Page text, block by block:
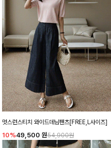
멋스런스티치 와이드데님팬츠[FREE,L사이즈]
10%49,500 원54,900원